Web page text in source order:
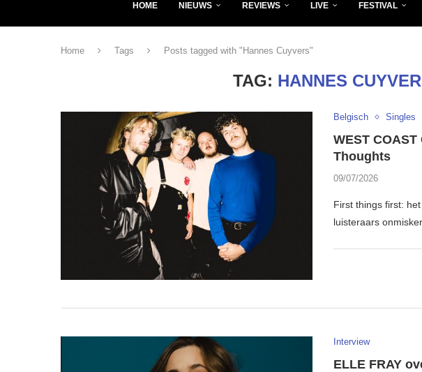
HOME NIEUWS REVIEWS LIVE FESTIVAL
Home Tags Posts tagged with "Hannes Cuyvers"
TAG: HANNES
Belgisch Singles
WEST
Thoughts
09/07/2026
First things first:
luisteraars
Interview
ELLE FRAY